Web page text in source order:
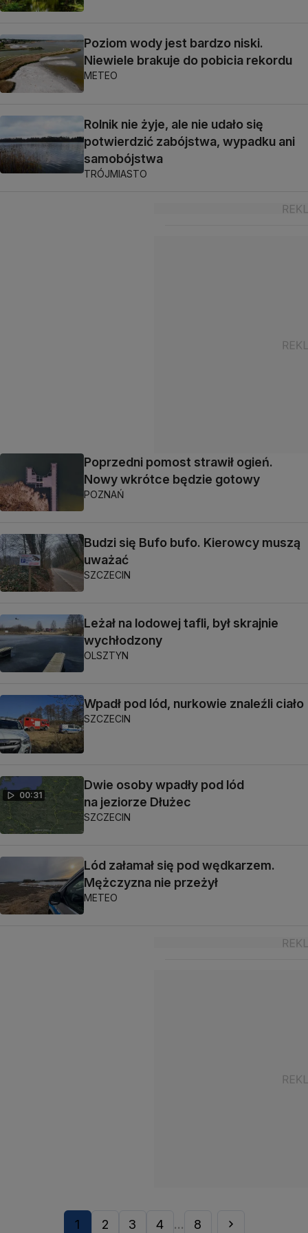
Poziom wody jest bardzo niski.
Niewiele brakuje do pobicia rekordu
METEO
Rolnik nie żyje, ale nie udało się
potwierdzić zabójstwa, wypadku ani
samobójstwa
TRÓJMIASTO
Poprzedni pomost strawił ogień.
Nowy wkrótce będzie gotowy
POZNAŃ
Budzi się Bufo bufo. Kierowcy muszą
uważać
SZCZECIN
Leżał na lodowej tafli, był skrajnie
wychłodzony
OLSZTYN
Wpadł pod lód, nurkowie znaleźli ciało
SZCZECIN
00:31
Dwie osoby wpadły pod lód
na jeziorze Dłużec
SZCZECIN
Lód załamał się pod wędkarzem.
Mężczyzna nie przeżył
METEO
1 2 3 4 ... 8